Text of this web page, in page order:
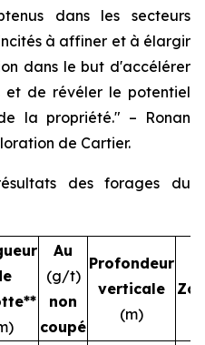
dans les secteurs
à affiner et à élargir
dans le but d'accélérer
et de révéler le potentiel
la propriété." – Ronan
de Cartier.
des forages du
Au
(g/t)
non
coupé
Profondeur
verticale
(m)